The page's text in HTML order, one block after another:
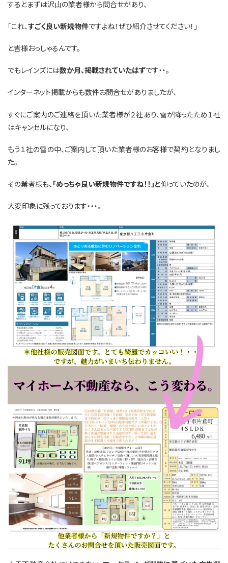
するとまずは沢山の業者様から問合せがあり、
「これ、すごく良い新規物件ですよね！ぜひ紹介させてください！」
と皆様おっしゃるんです。
でもレインズには数か月、掲載されていたはずです・・。
インターネット掲載からも数件お問合せがありましたが、
すぐにご案内のご連絡を頂いた業者様が２社あり、雪が降ったため１社
はキャンセルになり、
もう１社の雪の中、ご案内して頂いた業者様のお客様で契約となりまし
た。
その業者様も、 「めっちゃ良い新規物件ですね！！」と仰っていたのが、
大変印象に残っております・・・。